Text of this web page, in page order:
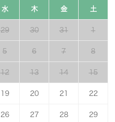
水 木 金 土
29 30 31 1
5 6 7 8
12 13 14 15
19 20 21 22
26 27 28 29